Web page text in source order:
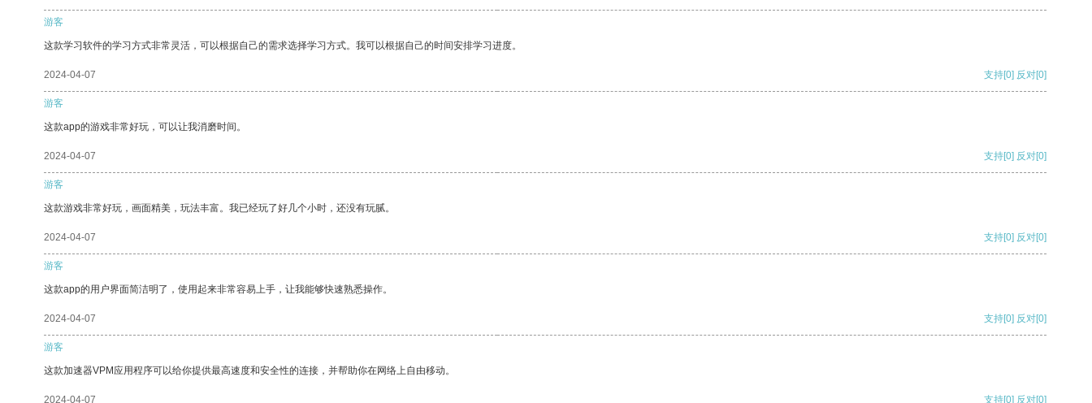
游客
这款学习软件的学习方式非常灵活，可以根据自己的需求选择学习方式。我可以根据自己的时间安排学习进度。
2024-04-07 支持[0] 反对[0]
游客
这款app的游戏非常好玩，可以让我消磨时间。
2024-04-07 支持[0] 反对[0]
游客
这款游戏非常好玩，画面精美，玩法丰富。我已经玩了好几个小时，还没有玩腻。
2024-04-07 支持[0] 反对[0]
游客
这款app的用户界面简洁明了，使用起来非常容易上手，让我能够快速熟悉操作。
2024-04-07 支持[0] 反对[0]
游客
这款加速器VPM应用程序可以给你提供最高速度和安全性的连接，并帮助你在网络上自由移动。
2024-04-07 支持[0] 反对[0]